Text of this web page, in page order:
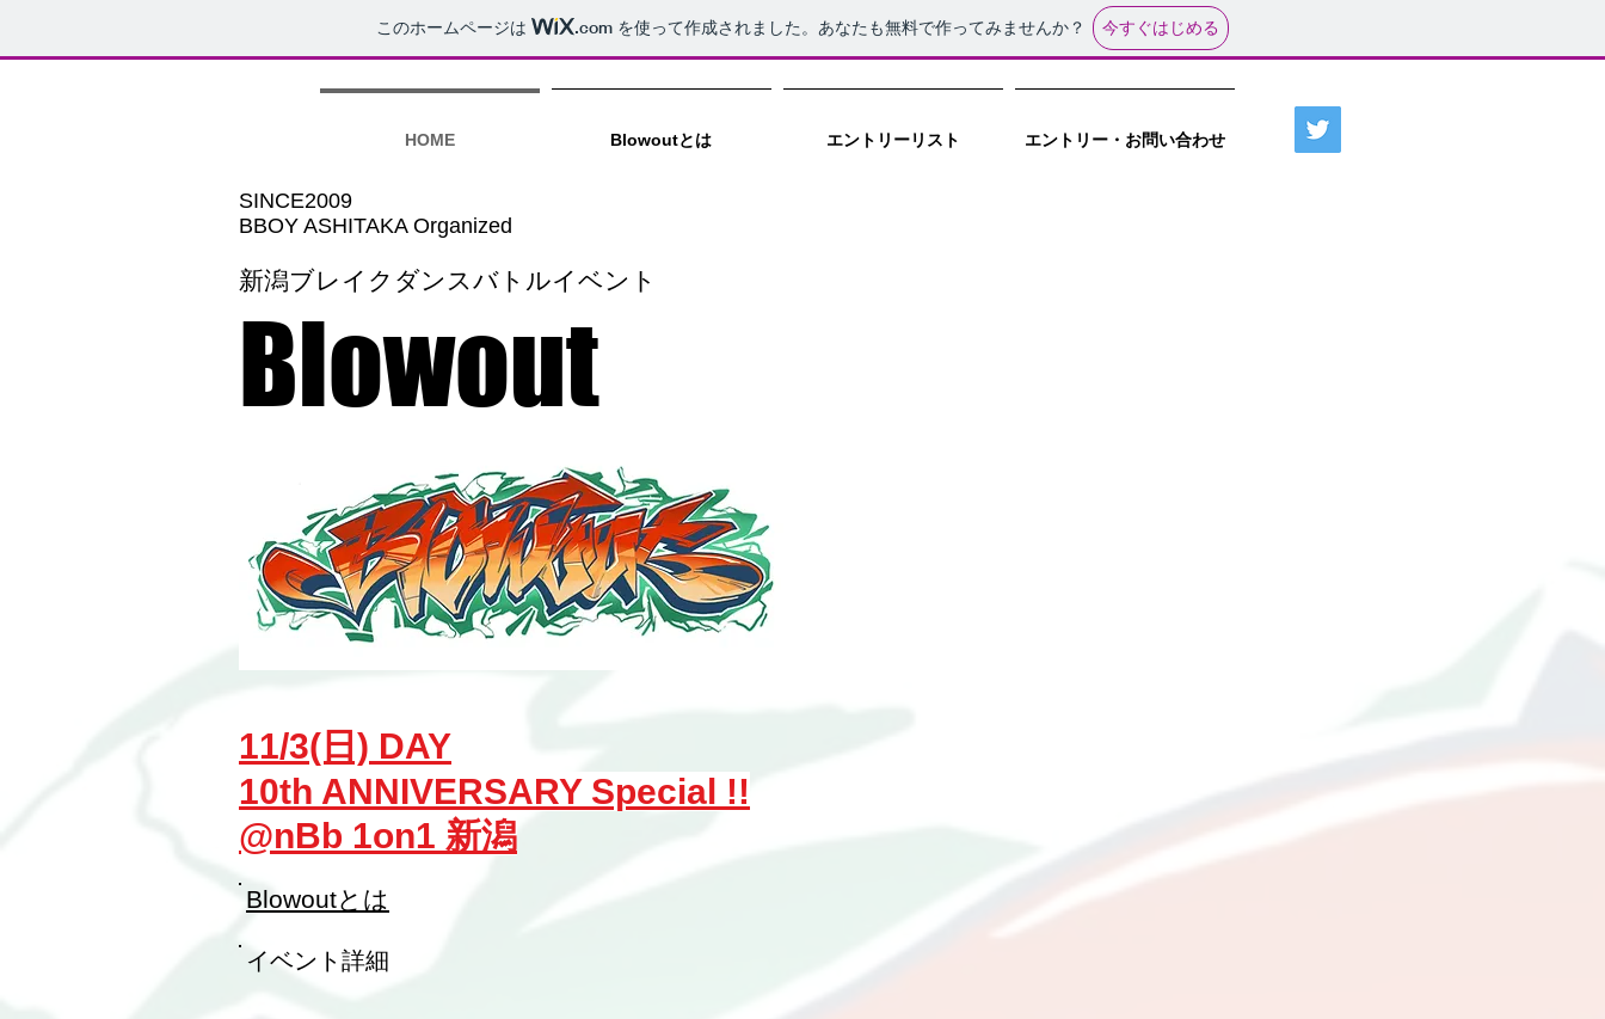
このホームページは .com を使って作成されました。あなたも無料で作ってみませんか？ 今すぐはじめる
HOME Blowoutとは エントリーリスト エントリー・お問い合わせ
​SINCE2009
BBOY ASHITAKA Organized
新潟ブレイクダンスバトルイベント
​Blowout
11/3(日) DAY
10th ANNIVERSARY Special !!
​@nBb 1on1 新潟
Blowoutとは
イベント詳細